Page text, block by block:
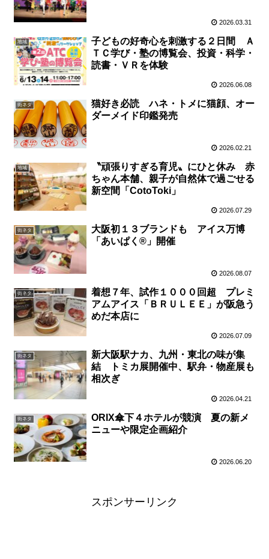
2026.03.31
地域
子どもの好奇心を刺激する２日間 Ａ
ＴＣ学び・塾の博覧会、投資・科学・
読書・ＶＲを体験
2026.06.08
街ネタ
猫好き必読 ハネ・トメに猫顔、オー
ダーメイド印鑑発売
2026.02.21
地域
〝頑張りすぎる育児〟にひと休み 赤
ちゃん本舗、親子が自然体で過ごせる
新空間「CotoToki」
2026.07.29
街ネタ
大阪初１３ブランドも アイス万博
「あいぱく®」開催
2026.08.07
街ネタ
着想７年、試作１０００回超 プレミ
アムアイス「ＢＲＵＬＥＥ」が阪急う
めだ本店に
2026.07.09
街ネタ
新大阪駅ナカ、九州・東北の味が集
結 トミカ展開催中、駅弁・物産展も
相次ぎ
2026.04.21
街ネタ
ORIX傘下４ホテルが競演 夏の新メ
ニューや限定企画紹介
2026.06.20
スポンサーリンク